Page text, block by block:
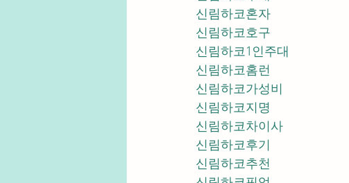
신림하코혼자
신림하코호구
신림하코1인주대
신림하코홈런
신림하코가성비
신림하코지명
신림하코차이사
신림하코후기
신림하코추천